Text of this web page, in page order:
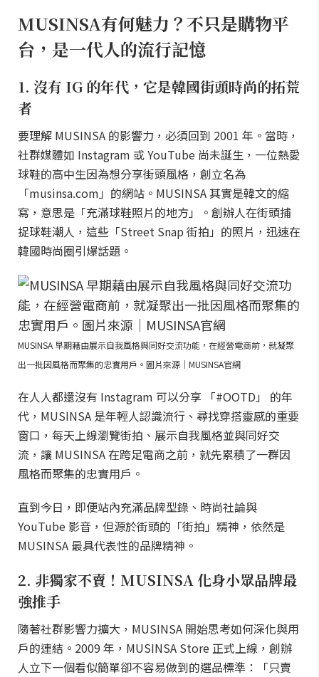
MUSINSA有何魅力？不只是購物平
台，是一代人的流行記憶
1. 沒有 IG 的年代，它是韓國街頭時尚的拓荒
者
要理解 MUSINSA 的影響力，必須回到 2001 年。當時，
社群媒體如 Instagram 或 YouTube 尚未誕生，一位熱愛
球鞋的高中生因為想分享街頭風格，創立名為
「musinsa.com」的網站。MUSINSA 其實是韓文的縮
寫，意思是「充滿球鞋照片的地方」。創辦人在街頭捕
捉球鞋潮人，這些「Street Snap 街拍」的照片，迅速在
韓國時尚圈引爆話題。
MUSINSA 早期藉由展示自我風格與同好交流功能，在經營電商前，就凝聚
出一批因風格而聚集的忠實用戶。圖片來源｜MUSINSA官網
在人人都還沒有 Instagram 可以分享 「#OOTD」 的年
代，MUSINSA 是年輕人認識流行、尋找穿搭靈感的重要
窗口，每天上線瀏覽街拍、展示自我風格並與同好交
流，讓 MUSINSA 在跨足電商之前，就先累積了一群因
風格而聚集的忠實用戶。
直到今日，即便站內充滿品牌型錄、時尚社論與
YouTube 影音，但源於街頭的「街拍」精神，依然是
MUSINSA 最具代表性的品牌精神。
2. 非獨家不賣！MUSINSA 化身小眾品牌最
強推手
隨著社群影響力擴大，MUSINSA 開始思考如何深化與用
戶的連結。2009 年，MUSINSA Store 正式上線，創辦
人立下一個看似簡單卻不容易做到的選品標準：「只賣